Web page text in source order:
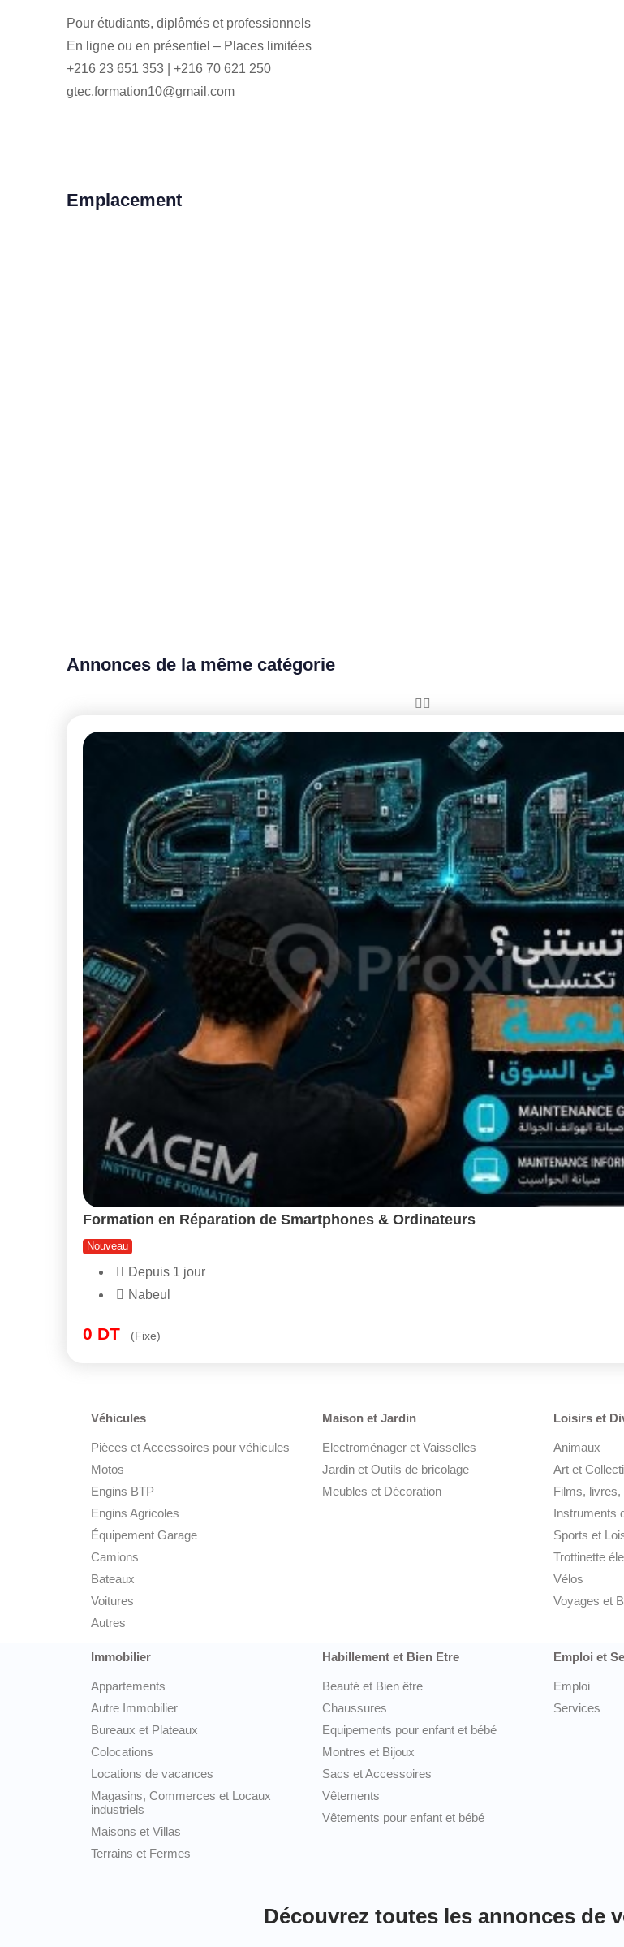
Pour étudiants, diplômés et professionnels
En ligne ou en présentiel – Places limitées
+216 23 651 353 | +216 70 621 250
gtec.formation10@gmail.com
Emplacement
Annonces de la même catégorie
Formation en Réparation de Smartphones & Ordinateurs
Nouveau
Depuis 1 jour
Nabeul
0 DT (Fixe)
Véhicules
Pièces et Accessoires pour véhicules
Motos
Engins BTP
Engins Agricoles
Équipement Garage
Camions
Bateaux
Voitures
Autres
Maison et Jardin
Electroménager et Vaisselles
Jardin et Outils de bricolage
Meubles et Décoration
Loisirs et
Animaux
Art et
Films,
Instruments
Sports et
Trottinette
Vélos
Voyages et
Immobilier
Appartements
Autre Immobilier
Bureaux et Plateaux
Colocations
Locations de vacances
Magasins, Commerces et Locaux
industriels
Maisons et Villas
Terrains et Fermes
Habillement et Bien Etre
Beauté et Bien être
Chaussures
Equipements pour enfant et bébé
Montres et Bijoux
Sacs et Accessoires
Vêtements
Vêtements pour enfant et bébé
Emploi et
Emploi
Services
Découvrez toutes les annonces de